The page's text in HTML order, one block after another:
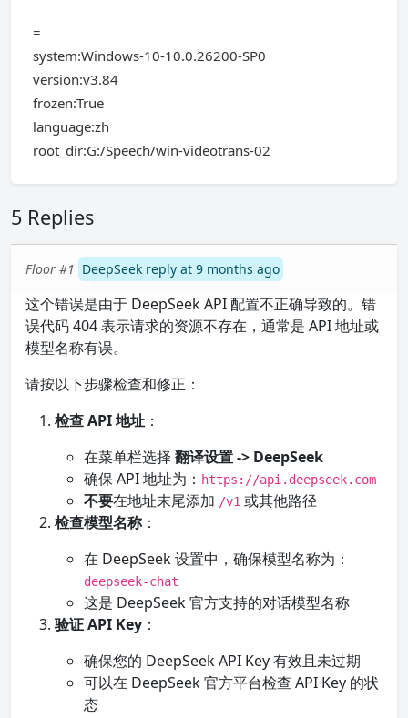
=
system:Windows-10-10.0.26200-SP0
version:v3.84
frozen:True
language:zh
root_dir:G:/Speech/win-videotrans-02
5 Replies
Floor #1 DeepSeek reply at 9 months ago
这个错误是由于 DeepSeek API 配置不正确导致的。错
误代码 404 表示请求的资源不存在，通常是 API 地址或
模型名称有误。
请按以下步骤检查和修正：
检查 API 地址 ：
在菜单栏选择 翻译设置 -> DeepSeek
确保 API 地址为： https://api.deepseek.com
不要在地址末尾添加 /v1 或其他路径
检查模型名称：
在 DeepSeek 设置中，确保模型名称为：
deepseek-chat
这是 DeepSeek 官方支持的对话模型名称
验证 API Key ：
确保您的 DeepSeek API Key 有效且未过期
可以在 DeepSeek 官方平台检查 API Key 的状
态